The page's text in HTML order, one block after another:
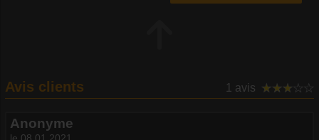
Avis clients 1 avis
Anonyme
le 08.01.2021